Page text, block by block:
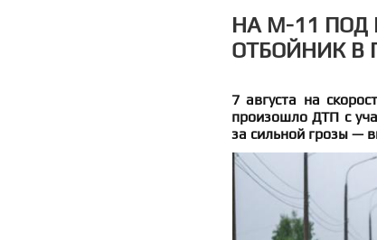
НА М-11 ПОД
ОТБОЙНИК В
7 августа на
произошло ДТП с
за сильной грозы —